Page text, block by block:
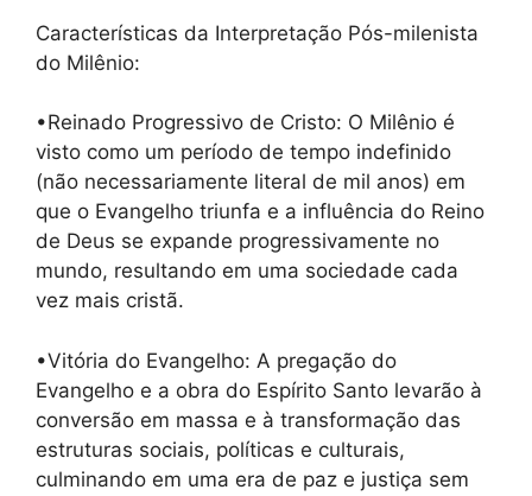
Características da Interpretação Pós-milenista
do Milênio:
•Reinado Progressivo de Cristo: O Milênio é
visto como um período de tempo indefinido
(não necessariamente literal de mil anos) em
que o Evangelho triunfa e a influência do Reino
de Deus se expande progressivamente no
mundo, resultando em uma sociedade cada
vez mais cristã.
•Vitória do Evangelho: A pregação do
Evangelho e a obra do Espírito Santo levarão à
conversão em massa e à transformação das
estruturas sociais, políticas e culturais,
culminando em uma era de paz e justiça sem